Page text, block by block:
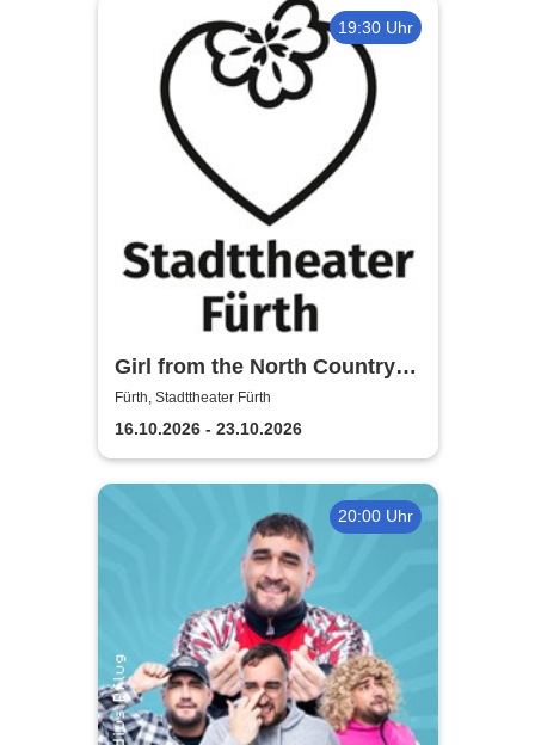
19:30 Uhr
Girl from the North Country -
Stadttheater Fürth
Fürth, Stadttheater Fürth
16.10.2026 - 23.10.2026
20:00 Uhr